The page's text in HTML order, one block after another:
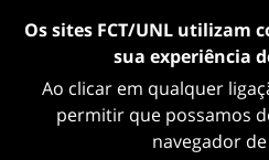
Os sites FCT/UNL utilizam
sua experiência
Ao clicar em qualquer
permitir que possamos
navegador